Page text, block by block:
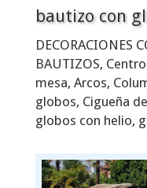
bautizo con
DECORACIONES
BAUTIZOS,
mesa, Arcos,
globos, Cigueña
globos con helio,